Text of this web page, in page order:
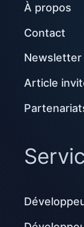
À propos
Contact
Newsletter
Article